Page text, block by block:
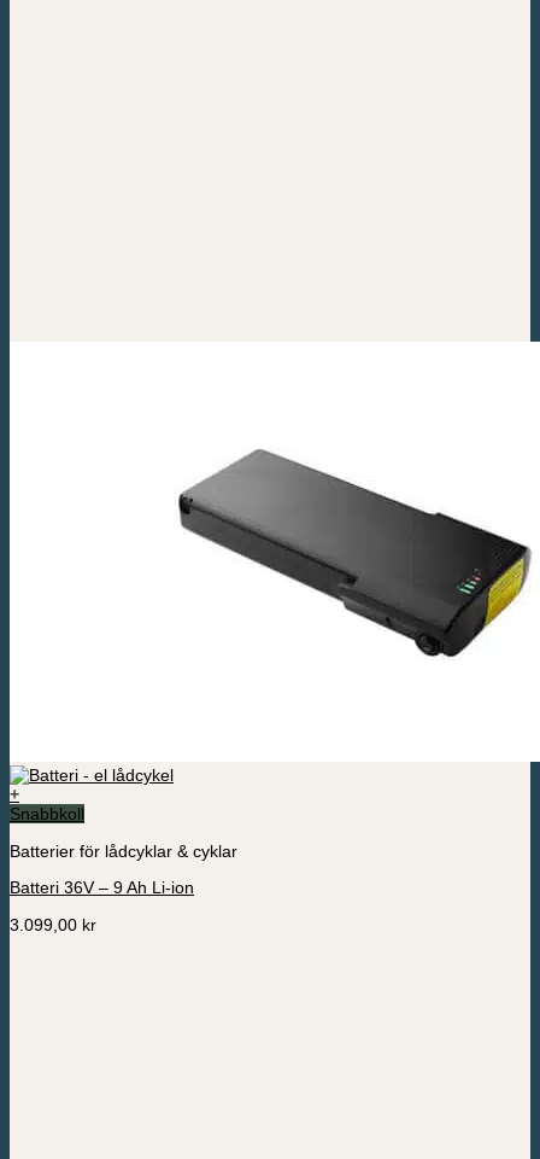
+
Snabbkoll
Batterier för lådcyklar & cyklar
Batteri 36V – 9 Ah Li-ion
3.099,00 kr